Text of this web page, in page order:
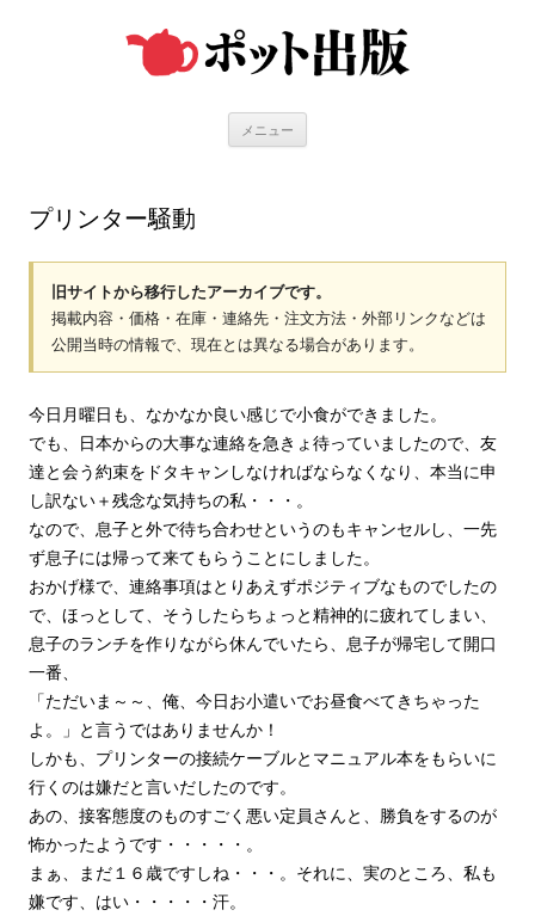
メニュー
プリンター騒動
旧サイトから移行したアーカイブです。
掲載内容・価格・在庫・連絡先・注文方法・外部リンクなどは
公開当時の情報で、現在とは異なる場合があります。
今日月曜日も、なかなか良い感じで小食ができました。
でも、日本からの大事な連絡を急きょ待っていましたので、友
達と会う約束をドタキャンしなければならなくなり、本当に申
し訳ない＋残念な気持ちの私・・・。
なので、息子と外で待ち合わせというのもキャンセルし、一先
ず息子には帰って来てもらうことにしました。
おかげ様で、連絡事項はとりあえずポジティブなものでしたの
で、ほっとして、そうしたらちょっと精神的に疲れてしまい、
息子のランチを作りながら休んでいたら、息子が帰宅して開口
一番、
「ただいま～～、俺、今日お小遣いでお昼食べてきちゃった
よ。」と言うではありませんか！
しかも、プリンターの接続ケーブルとマニュアル本をもらいに
行くのは嫌だと言いだしたのです。
あの、接客態度のものすごく悪い定員さんと、勝負をするのが
怖かったようです・・・・・。
まぁ、まだ１６歳ですしね・・・。それに、実のところ、私も
嫌です、はい・・・・・汗。